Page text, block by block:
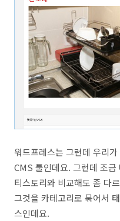
워드프레스는 그런데 우리
CMS 툴인데요. 그런데 조
티스토리와 비교해도 좀 다
그것을 카테고리로 묶어서
스인데요.